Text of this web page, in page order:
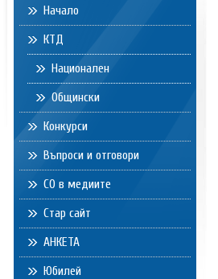
Начало
КТД
Национален
Общински
Конкурси
Въпроси и отговори
СО в медиите
Стар сайт
АНКЕТА
Юбилей